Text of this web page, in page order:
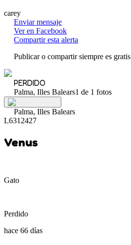
carey
Enviar mensaje
Ver en Facebook
Compartir esta alerta
Publicar o compartir siempre es gratis
PERDIDO
Palma, Illes Balears1 de 1 fotos
Palma, Illes Balears
L6312427
Venus
Gato
Perdido
hace 66 días